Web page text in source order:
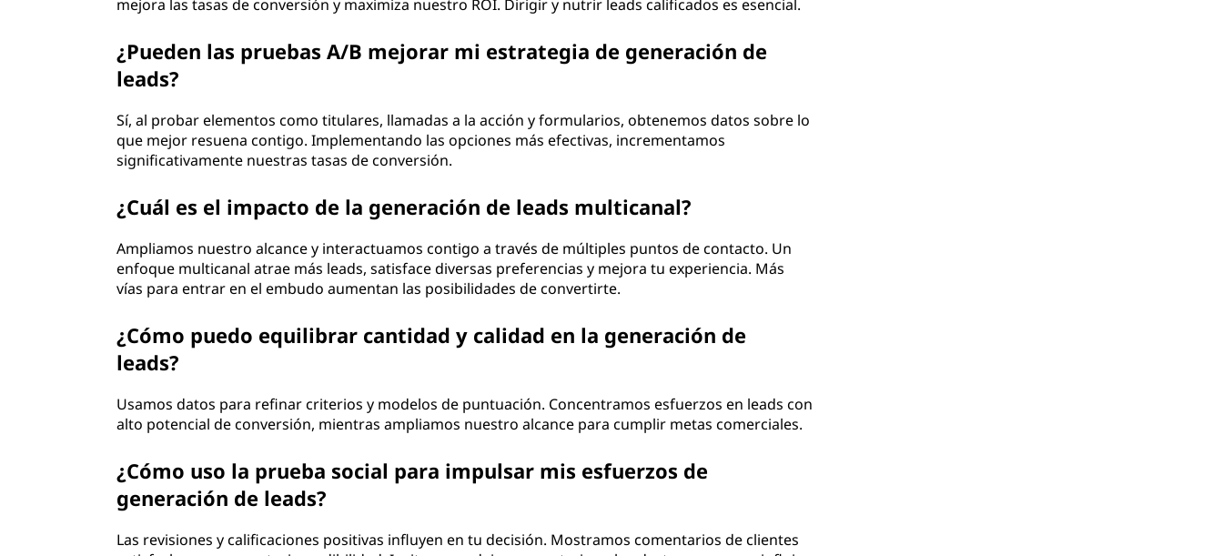
mejora las tasas de conversión y maximiza nuestro ROI. Dirigir y nutrir leads calificados es esencial.
¿Pueden las pruebas A/B mejorar mi estrategia de generación de
leads?
Sí, al probar elementos como titulares, llamadas a la acción y formularios, obtenemos datos sobre lo
que mejor resuena contigo. Implementando las opciones más efectivas, incrementamos
significativamente nuestras tasas de conversión.
¿Cuál es el impacto de la generación de leads multicanal?
Ampliamos nuestro alcance y interactuamos contigo a través de múltiples puntos de contacto. Un
enfoque multicanal atrae más leads, satisface diversas preferencias y mejora tu experiencia. Más
vías para entrar en el embudo aumentan las posibilidades de convertirte.
¿Cómo puedo equilibrar cantidad y calidad en la generación de
leads?
Usamos datos para refinar criterios y modelos de puntuación. Concentramos esfuerzos en leads con
alto potencial de conversión, mientras ampliamos nuestro alcance para cumplir metas comerciales.
¿Cómo uso la prueba social para impulsar mis esfuerzos de
generación de leads?
Las revisiones y calificaciones positivas influyen en tu decisión. Mostramos comentarios de clientes